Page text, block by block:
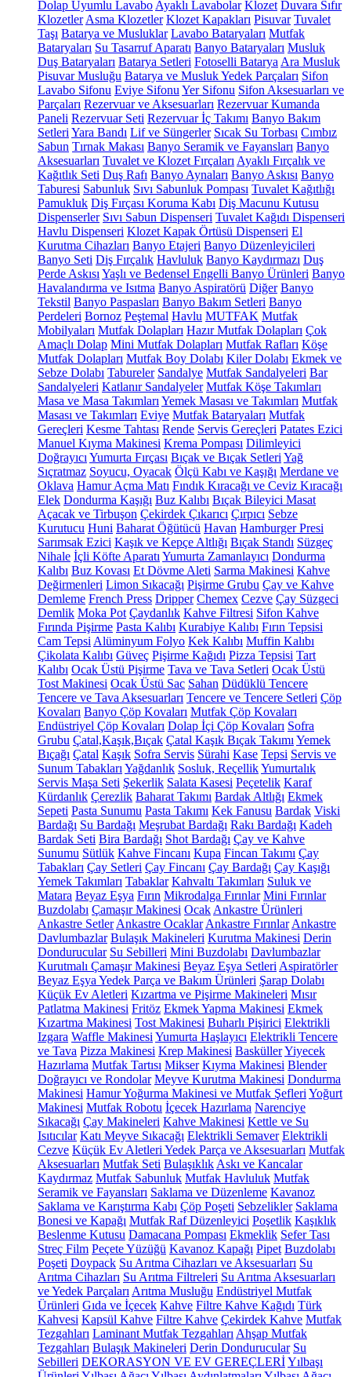
Dolap Uyumlu Lavabo Ayaklı Lavabolar Klozet Duvara Sıfır
Klozetler Asma Klozetler Klozet Kapakları Pisuvar Tuvalet
Taşı Batarya ve Musluklar Lavabo Bataryaları Mutfak
Bataryaları Su Tasarruf Aparatı Banyo Bataryaları Musluk
Duş Bataryaları Batarya Setleri Fotoselli Batarya Ara Musluk
Pisuvar Musluğu Batarya ve Musluk Yedek Parçaları Sifon
Lavabo Sifonu Eviye Sifonu Yer Sifonu Sifon Aksesuarları ve
Parçaları Rezervuar ve Aksesuarları Rezervuar Kumanda
Paneli Rezervuar Seti Rezervuar İç Takımı Banyo Bakım
Setleri Yara Bandı Lif ve Süngerler Sıcak Su Torbası Cımbız
Sabun Tırnak Makası Banyo Seramik ve Fayansları Banyo
Aksesuarları Tuvalet ve Klozet Fırçaları Ayaklı Fırçalık ve
Kağıtlık Seti Duş Rafı Banyo Aynaları Banyo Askısı Banyo
Taburesi Sabunluk Sıvı Sabunluk Pompası Tuvalet Kağıtlığı
Pamukluk Diş Fırçası Koruma Kabı Diş Macunu Kutusu
Dispenserler Sıvı Sabun Dispenseri Tuvalet Kağıdı Dispenseri
Havlu Dispenseri Klozet Kapak Örtüsü Dispenseri El
Kurutma Cihazları Banyo Etajeri Banyo Düzenleyicileri
Banyo Seti Diş Fırçalık Havluluk Banyo Kaydırmazı Duş
Perde Askısı Yaşlı ve Bedensel Engelli Banyo Ürünleri Banyo
Havalandırma ve Isıtma Banyo Aspiratörü Diğer Banyo
Tekstil Banyo Paspasları Banyo Bakım Setleri Banyo
Perdeleri Bornoz Peştemal Havlu MUTFAK Mutfak
Mobilyaları Mutfak Dolapları Hazır Mutfak Dolapları Çok
Amaçlı Dolap Mini Mutfak Dolapları Mutfak Rafları Köşe
Mutfak Dolapları Mutfak Boy Dolabı Kiler Dolabı Ekmek ve
Sebze Dolabı Tabureler Sandalye Mutfak Sandalyeleri Bar
Sandalyeleri Katlanır Sandalyeler Mutfak Köşe Takımları
Masa ve Masa Takımları Yemek Masası ve Takımları Mutfak
Masası ve Takımları Eviye Mutfak Bataryaları Mutfak
Gereçleri Kesme Tahtası Rende Servis Gereçleri Patates Ezici
Manuel Kıyma Makinesi Krema Pompası Dilimleyici
Doğrayıcı Yumurta Fırçası Bıçak ve Bıçak Setleri Yağ
Sıçratmaz Soyucu, Oyacak Ölçü Kabı ve Kaşığı Merdane ve
Oklava Hamur Açma Matı Fındık Kıracağı ve Ceviz Kıracağı
Elek Dondurma Kaşığı Buz Kalıbı Bıçak Bileyici Masat
Açacak ve Tirbuşon Çekirdek Çıkarıcı Çırpıcı Sebze
Kurutucu Huni Baharat Öğütücü Havan Hamburger Presi
Sarımsak Ezici Kaşık ve Kepçe Altlığı Bıçak Standı Süzgeç
Nihale İçli Köfte Aparatı Yumurta Zamanlayıcı Dondurma
Kalıbı Buz Kovası Et Dövme Aleti Sarma Makinesi Kahve
Değirmenleri Limon Sıkacağı Pişirme Grubu Çay ve Kahve
Demleme French Press Dripper Chemex Cezve Çay Süzgeci
Demlik Moka Pot Çaydanlık Kahve Filtresi Sifon Kahve
Fırında Pişirme Pasta Kalıbı Kurabiye Kalıbı Fırın Tepsisi
Cam Tepsi Alüminyum Folyo Kek Kalıbı Muffin Kalıbı
Çikolata Kalıbı Güveç Pişirme Kağıdı Pizza Tepsisi Tart
Kalıbı Ocak Üstü Pişirme Tava ve Tava Setleri Ocak Üstü
Tost Makinesi Ocak Üstü Sac Sahan Düdüklü Tencere
Tencere ve Tava Aksesuarları Tencere ve Tencere Setleri Çöp
Kovaları Banyo Çöp Kovaları Mutfak Çöp Kovaları
Endüstriyel Çöp Kovaları Dolap İçi Çöp Kovaları Sofra
Grubu Çatal,Kaşık,Bıçak Çatal Kaşık Bıçak Takımı Yemek
Bıçağı Çatal Kaşık Sofra Servis Sürahi Kase Tepsi Servis ve
Sunum Tabakları Yağdanlık Sosluk, ReçellikYumurtalık
Servis Maşa Seti Şekerlik Salata Kasesi Peçetelik Karaf
Kürdanlık Çerezlik Baharat Takımı Bardak Altlığı Ekmek
Sepeti Pasta Sunumu Pasta Takımı Kek Fanusu Bardak Viski
Bardağı Su Bardağı Meşrubat Bardağı Rakı Bardağı Kadeh
Bardak Seti Bira Bardağı Shot Bardağı Çay ve Kahve
Sunumu Sütlük Kahve Fincanı Kupa Fincan Takımı Çay
Tabakları Çay Setleri Çay Fincanı Çay Bardağı Çay Kaşığı
Yemek Takımları Tabaklar Kahvaltı Takımları Suluk ve
Matara Beyaz Eşya Fırın Mikrodalga Fırınlar Mini Fırınlar
Buzdolabı Çamaşır Makinesi Ocak Ankastre Ürünleri
Ankastre Setler Ankastre Ocaklar Ankastre Fırınlar Ankastre
Davlumbazlar Bulaşık Makineleri Kurutma Makinesi Derin
Dondurucular Su Sebilleri Mini Buzdolabı Davlumbazlar
Kurutmalı Çamaşır Makinesi Beyaz Eşya Setleri Aspiratörler
Beyaz Eşya Yedek Parça ve Bakım Ürünleri Şarap Dolabı
Küçük Ev Aletleri Kızartma ve Pişirme Makineleri Mısır
Patlatma Makinesi Fritöz Ekmek Yapma Makinesi Ekmek
Kızartma Makinesi Tost Makinesi Buharlı Pişirici Elektrikli
Izgara Waffle Makinesi Yumurta Haşlayıcı Elektrikli Tencere
ve Tava Pizza Makinesi Krep Makinesi BasküllerYiyecek
Hazırlama Mutfak Tartısı Mikser Kıyma Makinesi Blender
Doğrayıcı ve Rondolar Meyve Kurutma Makinesi Dondurma
Makinesi Hamur Yoğurma Makinesi ve Mutfak Şefleri Yoğurt
Makinesi Mutfak Robotu İçecek Hazırlama Narenciye
Sıkacağı Çay Makineleri Kahve Makinesi Kettle ve Su
Isıtıcılar Katı Meyve Sıkacağı Elektrikli Semaver Elektrikli
Cezve Küçük Ev Aletleri Yedek Parça ve Aksesuarları Mutfak
Aksesuarları Mutfak Seti Bulaşıklık Askı ve Kancalar
Kaydırmaz Mutfak Sabunluk Mutfak Havluluk Mutfak
Seramik ve Fayansları Saklama ve Düzenleme Kavanoz
Saklama ve Karıştırma Kabı Çöp Poşeti Sebzelikler Saklama
Bonesi ve Kapağı Mutfak Raf Düzenleyici Poşetlik Kaşıklık
Beslenme Kutusu Damacana Pompası Ekmeklik Sefer Tası
Streç Film Peçete Yüzüğü Kavanoz Kapağı Pipet Buzdolabı
Poşeti Doypack Su Arıtma Cihazları ve Aksesuarları Su
Arıtma Cihazları Su Arıtma Filtreleri Su Arıtma Aksesuarları
ve Yedek Parçaları Arıtma Musluğu Endüstriyel Mutfak
Ürünleri Gıda ve İçecek Kahve Filtre Kahve Kağıdı Türk
Kahvesi Kapsül Kahve Filtre Kahve Çekirdek Kahve Mutfak
Tezgahları Laminant Mutfak Tezgahları Ahşap Mutfak
Tezgahları Bulaşık Makineleri Derin Dondurucular Su
Sebilleri DEKORASYON VE EV GEREÇLERİYılbaşı